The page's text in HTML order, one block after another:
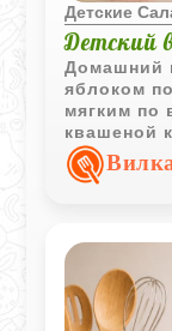
Детские
Детский
Домашний
яблоком
мягким по
квашеной
кислинку,
нежным